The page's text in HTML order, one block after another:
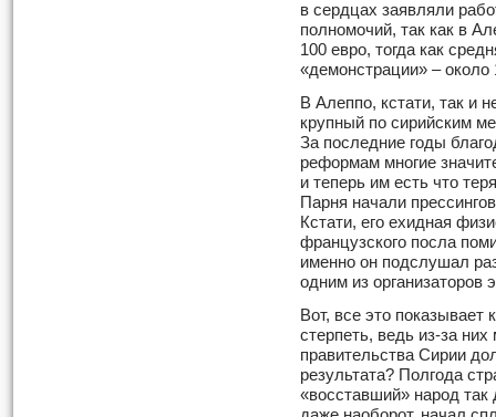
в сердцах заявляли
полномочий, так как в
100 евро, тогда как
«демонстрации» – около
В Алеппо, кстати, так и
крупный по сирийским
За последние годы
реформам многие
и теперь им есть что
Парня начали
Кстати, его ехидная
французского посла
именно он подслушал
одним из организаторов
Вот, все это
стерпеть, ведь из-за
правительства Сирии
результата? Полгода
«восставший» народ так